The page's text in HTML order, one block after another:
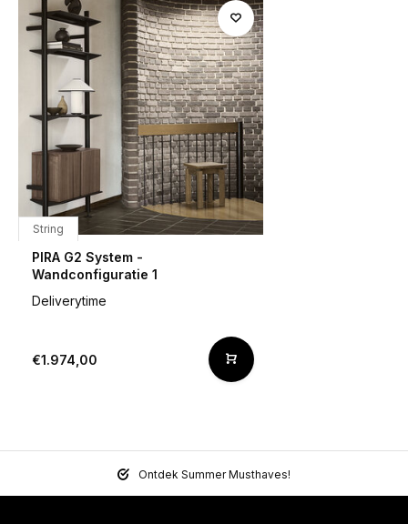
String
PIRA G2 System -
Wandconfiguratie 1
Deliverytime
€1.974,00
Ontdek Summer Musthaves!